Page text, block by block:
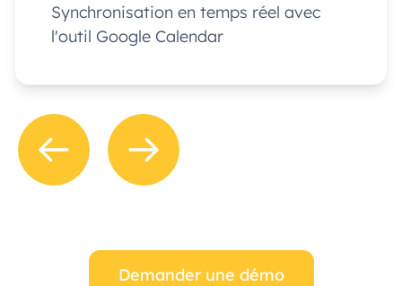
Synchronisation en temps réel avec
l'outil Google Calendar
Demander une démo